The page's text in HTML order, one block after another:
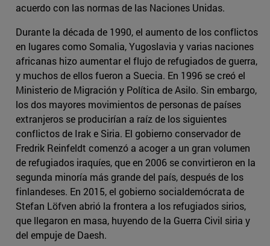
acuerdo con las normas de las Naciones Unidas.
Durante la década de 1990, el aumento de los conflictos
en lugares como Somalia, Yugoslavia y varias naciones
africanas hizo aumentar el flujo de refugiados de guerra,
y muchos de ellos fueron a Suecia. En 1996 se creó el
Ministerio de Migración y Política de Asilo. Sin embargo,
los dos mayores movimientos de personas de países
extranjeros se producirían a raíz de los siguientes
conflictos de Irak e Siria. El gobierno conservador de
Fredrik Reinfeldt comenzó a acoger a un gran volumen
de refugiados iraquíes, que en 2006 se convirtieron en la
segunda minoría más grande del país, después de los
finlandeses. En 2015, el gobierno socialdemócrata de
Stefan Löfven abrió la frontera a los refugiados sirios,
que llegaron en masa, huyendo de la Guerra Civil siria y
del empuje de Daesh.